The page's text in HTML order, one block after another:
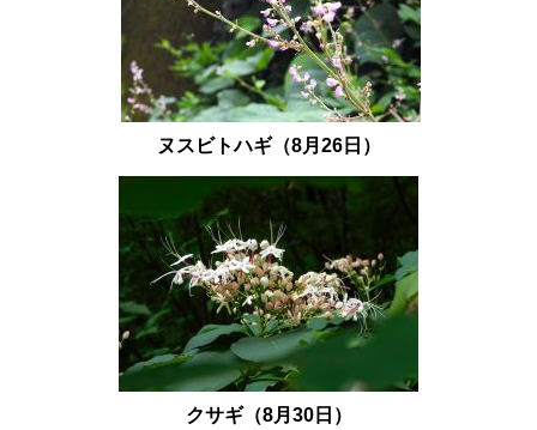
ヌスビトハギ（8月26日）
クサギ（8月30日）